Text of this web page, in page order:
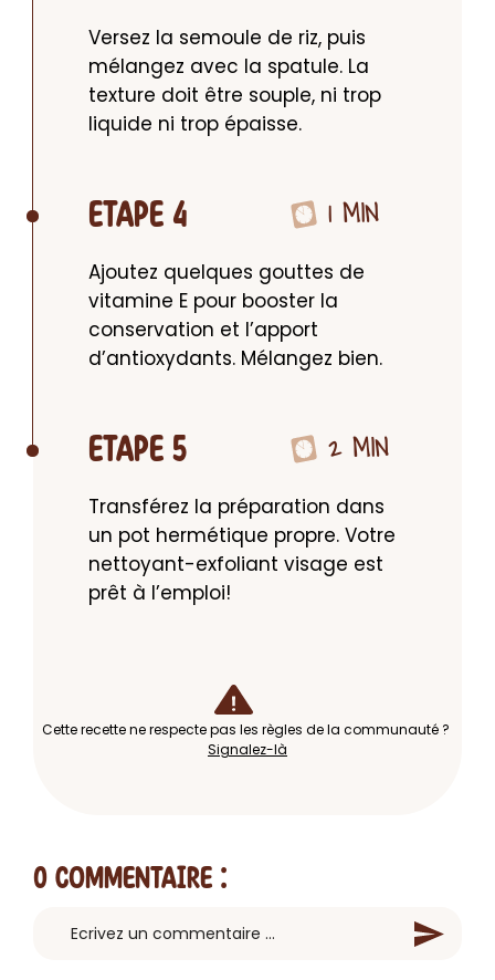
Versez la semoule de riz, puis
mélangez avec la spatule. La
texture doit être souple, ni trop
liquide ni trop épaisse.
ETAPE 4 1 MIN
Ajoutez quelques gouttes de
vitamine E pour booster la
conservation et l’apport
d’antioxydants. Mélangez bien.
ETAPE 5 2 MIN
Transférez la préparation dans
un pot hermétique propre. Votre
nettoyant-exfoliant visage est
prêt à l’emploi!
Cette recette ne respecte pas les règles de la communauté ?
Signalez-là
0 Commentaire :